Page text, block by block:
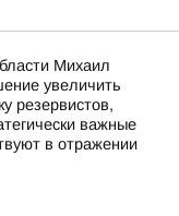
Михаил
увеличить
резервистов,
важные
в отражении